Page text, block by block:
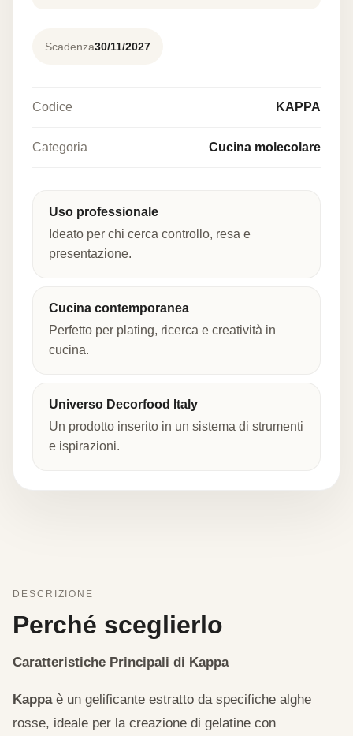
Scadenza30/11/2027
Codice KAPPA
Categoria Cucina molecolare
Uso professionale
Ideato per chi cerca controllo, resa e
presentazione.
Cucina contemporanea
Perfetto per plating, ricerca e creatività in
cucina.
Universo Decorfood Italy
Un prodotto inserito in un sistema di strumenti
e ispirazioni.
DESCRIZIONE
Perché sceglierlo
Caratteristiche Principali di Kappa
Kappaè un gelificante estratto da specifiche alghe
rosse, ideale per la creazione di gelatine con